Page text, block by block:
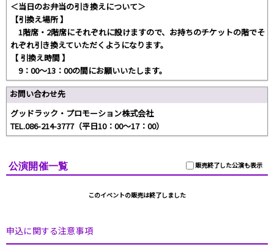
＜当日のお弁当の引き換えについて＞
【引換え場所 】
1階席・2階席にそれぞれに設けますので、お持ちのチケットの階でそ
れぞれ引き換えていただくようになります。
【 引換え時間 】
9：00～13：00の間にお願いいたします。
お問い合わせ先
グッドラック・プロモーション株式会社
TEL.086-214-3777（平日10：00～17：00）
販売終了した公演も表示
公演開催一覧
このイベントの販売は終了しました
申込に関する注意事項